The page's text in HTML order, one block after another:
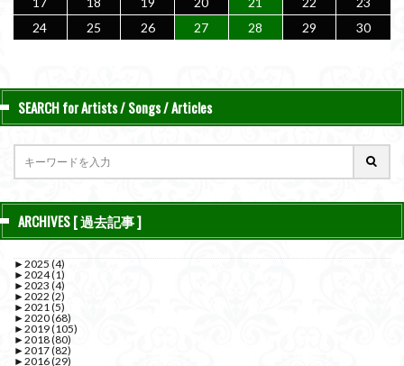
24
25 26 27 28 29 30
SEARCH for Artists / Songs / Articles
ARCHIVES [ 過去記事 ]
►2025 (4)
►2024(1)
►2023 (4)
►2022 (2)
►2021 (5)
►2020(68)
►2019(105)
►2018(80)
►2017(82)
►2016(29)